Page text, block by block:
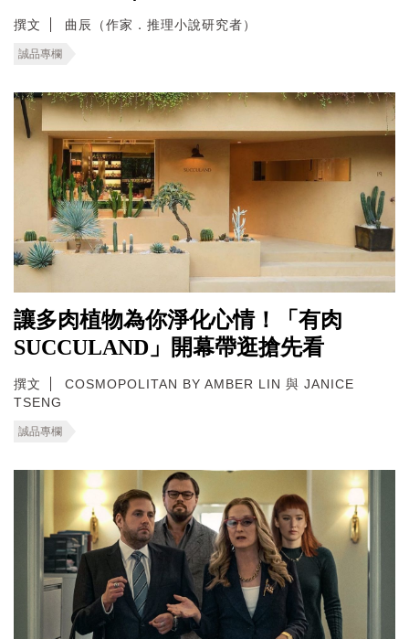
撰文 曲辰（作家．推理小說研究者）
誠品專欄
讓多肉植物為你淨化心情！「有肉
SUCCULAND」開幕帶逛搶先看
撰文
COSMOPOLITAN BY AMBER LIN 與 JANICE
TSENG
誠品專欄